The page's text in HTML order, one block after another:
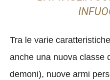
Tra le varie
anche una nuova classe
demoni), nuove armi